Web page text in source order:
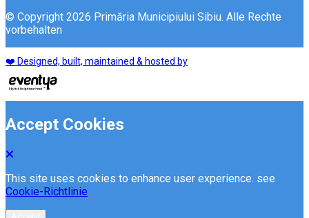
© Copyright 2026 Primăria Municipiului Sibiu. Alle Rechte
vorbehalten
❤️ Designed, built, maintained & hosted by
Accept Cookies
This site uses cookies to enhance user experience. see
Cookie-Richtlinie